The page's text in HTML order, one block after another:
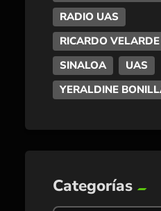
RADIO UAS
RICARDO
SINALOA
UAS
YERALDINE
Categorías